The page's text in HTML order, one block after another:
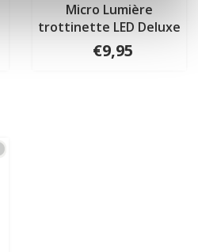
Micro Lumière
trottinette LED Deluxe
Noir
€9,95